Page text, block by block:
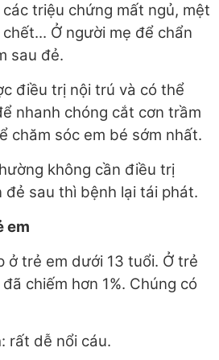
triệu chứng mất ngủ, mệt
Ở người mẹ để chẩn
sau đẻ.
điều trị nội trú và có thể
nhanh chóng cắt cơn trầm
chăm sóc em bé sớm nhất.
không cần điều trị
đẻ sau thì bệnh lại tái phát.
em
ở trẻ em dưới 13 tuổi. Ở trẻ
chiếm hơn 1%. Chúng có
rất dễ nổi cáu.